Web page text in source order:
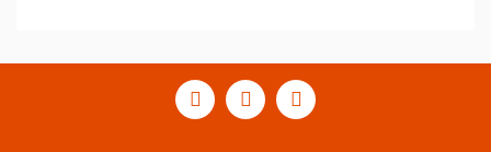
Yorum Yaz
Görüş ve önerileriniz için teşekkür ederiz.
Ürün resmi kalitesiz, bozuk veya görüntülenemiyor.